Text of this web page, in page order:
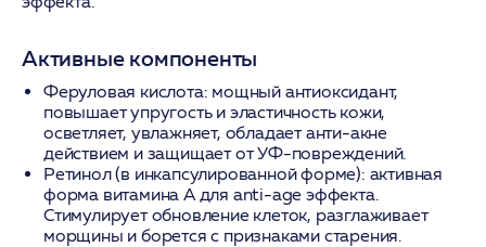
Активные компоненты
Феруловая кислота: мощный антиоксидант,
повышает упругость и эластичность кожи,
осветляет, увлажняет, обладает анти-акне
действием и защищает от УФ-повреждений.
Ретинол (в инкапсулированной форме): активная
форма витамина А для anti-age эффекта.
Стимулирует обновление клеток, разглаживает
морщины и борется с признаками старения.